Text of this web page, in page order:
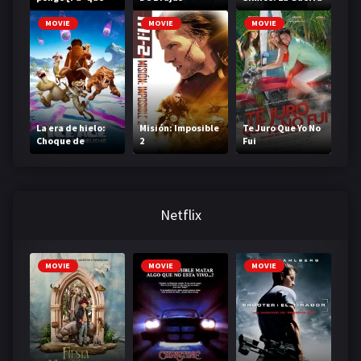
me invitan? 2
MOVIE
La era de hielo:
Choque de
mundos
MOVIE
Misión: Imposible
2
MOVIE
Te Juro Que Yo No
Fui
Netflix
MOVIE MOVIE MOVIE